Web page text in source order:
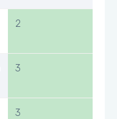
2
3
3